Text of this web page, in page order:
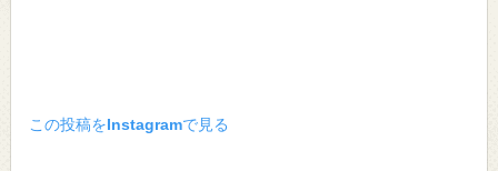
この投稿をInstagramで見る